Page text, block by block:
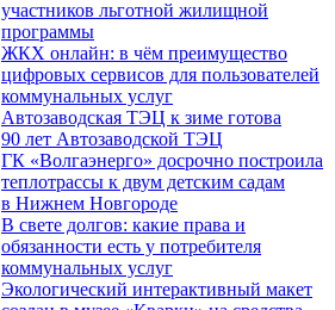
участников льготной жилищной
программы
ЖКХ онлайн: в чём преимущество
цифровых сервисов для пользователей
коммунальных услуг
Автозаводская ТЭЦ к зиме готова
90 лет Автозаводской ТЭЦ
ГК «Волгаэнерго» досрочно построила
теплотрассы к двум детским садам
в Нижнем Новгороде
В свете долгов: какие права и
обязанности есть у потребителя
коммунальных услуг
Экологический интерактивный макет